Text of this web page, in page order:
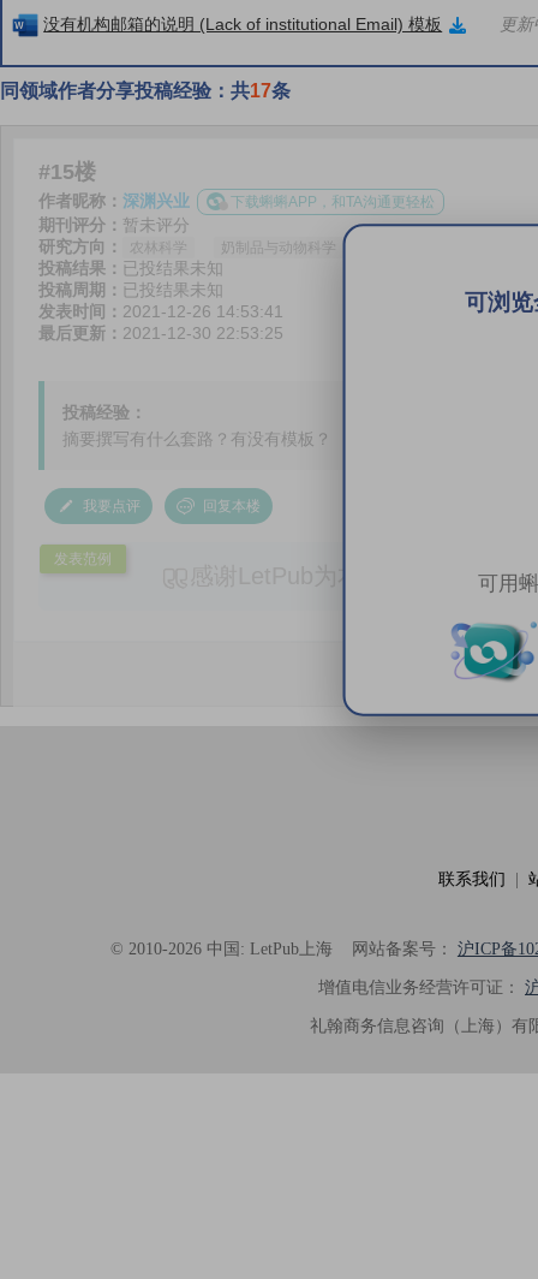
没有机构邮箱的说明 (Lack of institutional Email) 模板 更
同领域作者分享投稿经验：共17条
可浏
可用
#15楼
作者昵称： 深渊兴业 下载蝌蝌APP，和TA沟通更轻松
期刊评分： 暂未评分
研究方向：
农林科学 奶制品与动物科学
投稿结果： 已投结果未知
投稿周期： 已投结果未知
发表时间： 2021-12-26 14:53:41
最后更新： 2021-12-30 22:53:25
投稿经验：
摘要撰写有什么套路？有没有模板？
我要点评 回复本楼
发表范例
感谢LetPub为本论文提供专业
效应及界面电荷传输等研究内容，
论述逻辑进行了系统梳理，使研究
析及机理讨论之间的关系更加清晰
联系我们
© 2010-2026 中国: LetPub上海网站备案号： 沪ICP备
增值电信业务经营许可证：
礼翰商务信息咨询（上海）